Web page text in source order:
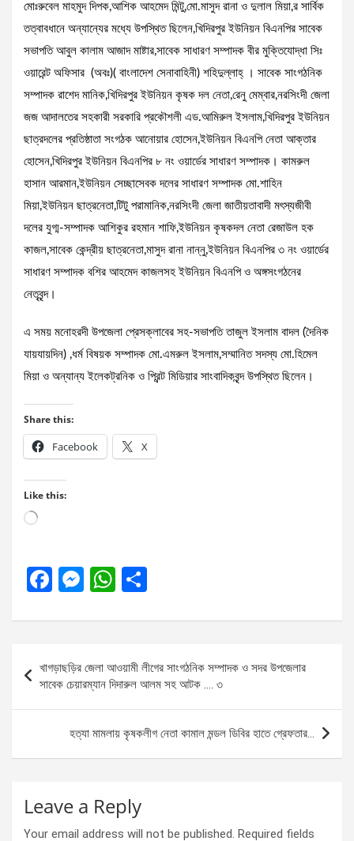
মোঃরুবেল মাহমুদ দিপক,আশিক আহমেদ মিন্টু,মো.মাসুদ রানা ও দুলাল মিয়া,র সার্বিক
তত্বাবধানে অন্যান্যের মধ্যে উপস্থিত ছিলেন,খিদিরপুর ইউনিয়ন বিএনপির সাবেক
সভাপতি আবুল কালাম আজাদ মাষ্টার,সাবেক সাধারণ সম্পাদক বীর মুক্তিযোদ্ধা সিঃ
ওয়ারেন্ট অফিসার (অবঃ)( বাংলাদেশ সেনাবাহিনী) শহিদুল্লাহ্ । সাবেক সাংগঠনিক
সম্পাদক রাশেদ মানিক,খিদিরপুর ইউনিয়ন কৃষক দল নেতা,রেনু মেম্বার,নরসিংদী জেলা
জজ আদালতের সহকারী সরকারি প্রকৌশলী এড.আমিরুল ইসলাম,খিদিরপুর ইউনিয়ন
ছাত্রদলের প্রতিষ্ঠাতা সংগঠক আনোয়ার হোসেন,ইউনিয়ন বিএনপি নেতা আক্তার
হোসেন,খিদিরপুর ইউনিয়ন বিএনপির ৮ নং ওয়ার্ডের সাধারণ সম্পাদক। কামরুল
হাসান আরমান,ইউনিয়ন সেচ্ছাসেবক দলের সাধারণ সম্পাদক মো.শাহিন
মিয়া,ইউনিয়ন ছাত্রনেতা,টিটু পরামানিক,নরসিংদী জেলা জাতীয়তাবাদী মৎস্যজীবী
দলের যুগ্ম-সম্পাদক আশিকুর রহমান শাফি,ইউনিয়ন কৃষকদল নেতা রেজাউল হক
কাজল,সাবেক কেন্দ্রীয় ছাত্রনেতা,মাসুদ রানা নান্নু,ইউনিয়ন বিএনপির ৩ নং ওয়ার্ডের
সাধারণ সম্পাদক বশির আহমেদ কাজলসহ ইউনিয়ন বিএনপি ও অঙ্গসংগঠনের
নেতৃবৃন্দ।
এ সময় মনোহরদী উপজেলা প্রেসক্লাবের সহ-সভাপতি তাজুল ইসলাম বাদল (দৈনিক
যায়যায়দিন) ,ধর্ম বিষয়ক সম্পাদক মো.এমরুল ইসলাম,সম্মানিত সদস্য মো.হিমেল
মিয়া ও অন্যান্য ইলেকট্রনিক ও প্রিন্ট মিডিয়ার সাংবাদিকবৃন্দ উপস্থিত ছিলেন।
Share this:
Facebook X
Like this:
Loading…
F
ce
o
o
M
se
g
er
W
at
A
p
p
ar
e
navigation
খাগড়াছড়ির জেলা আওয়ামী লীগের সাংগঠনিক সম্পাদক ও সদর উপজেলার
সাবেক চেয়ারম্যান দিদারুল আলম সহ আটক …. ৩
হত্যা মামলায় কৃষকলীগ নেতা কামাল মন্ডল ডিবির হাতে গ্রেফতার…
Leave a Reply
Your email address will not be published. Required fields